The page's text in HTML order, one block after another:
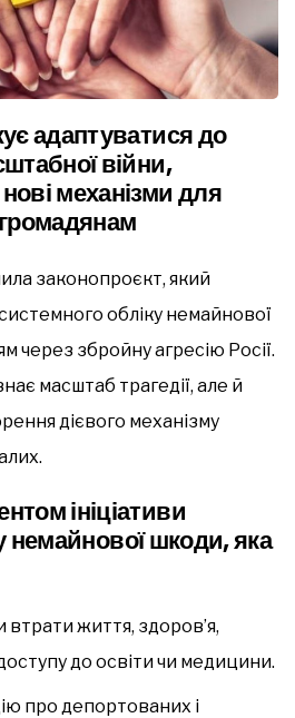
адаптуватися до
війни,
механізми для
законопроєкт, який
обліку немайнової
через збройну агресію Росії.
масштаб трагедії, але й
дієвого механізму
ініціативи
немайнової шкоди, яка
життя, здоров’я,
до освіти чи медицини.
про депортованих і